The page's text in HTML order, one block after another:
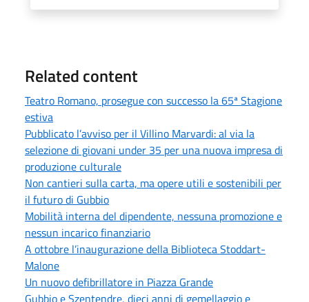
Related content
Teatro Romano, prosegue con successo la 65ª Stagione
estiva
Pubblicato l’avviso per il Villino Marvardi: al via la
selezione di giovani under 35 per una nuova impresa di
produzione culturale
Non cantieri sulla carta, ma opere utili e sostenibili per
il futuro di Gubbio
Mobilità interna del dipendente, nessuna promozione e
nessun incarico finanziario
A ottobre l’inaugurazione della Biblioteca Stoddart-
Malone
Un nuovo defibrillatore in Piazza Grande
Gubbio e Szentendre, dieci anni di gemellaggio e